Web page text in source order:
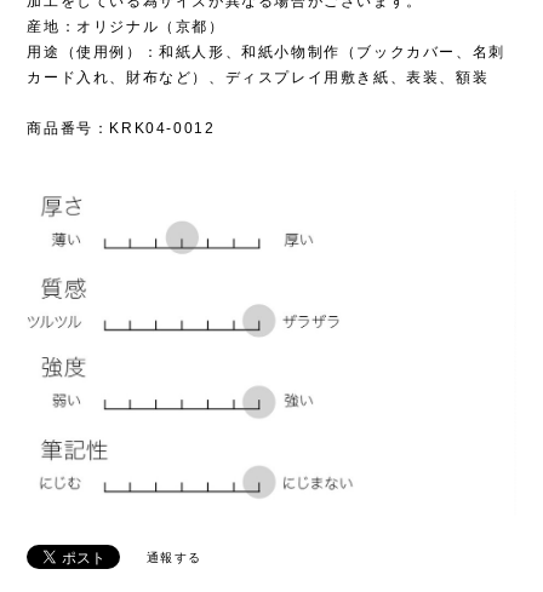
産地：オリジナル（京都）
用途（使用例）：和紙人形、和紙小物制作（ブックカバー、名刺
カード入れ、財布など）、ディスプレイ用敷き紙、表装、額装
商品番号：KRK04-0012
通報する